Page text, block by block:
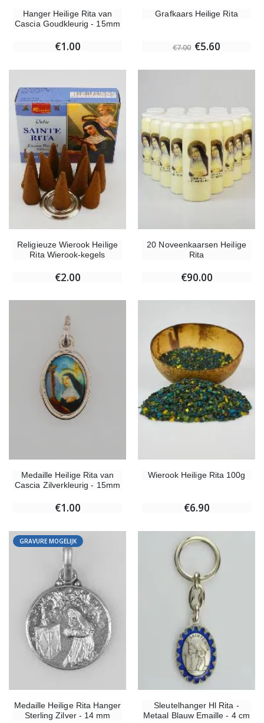
Hanger Heilige Rita van
Cascia Goudkleurig - 15mm
€1.00
Grafkaars Heilige Rita
€7.00 €5.60
Religieuze Wierook Heilige
Rita Wierook-kegels
€2.00
20 Noveenkaarsen Heilige
Rita
€90.00
Medaille Heilige Rita van
Cascia Zilverkleurig - 15mm
€1.00
Wierook Heilige Rita 100g
€6.90
GRAVURE MOGELIJK
Medaille Heilige Rita Hanger
Sterling Zilver - 14 mm
Sleutelhanger Hl Rita -
Metaal Blauw Emaille - 4 cm